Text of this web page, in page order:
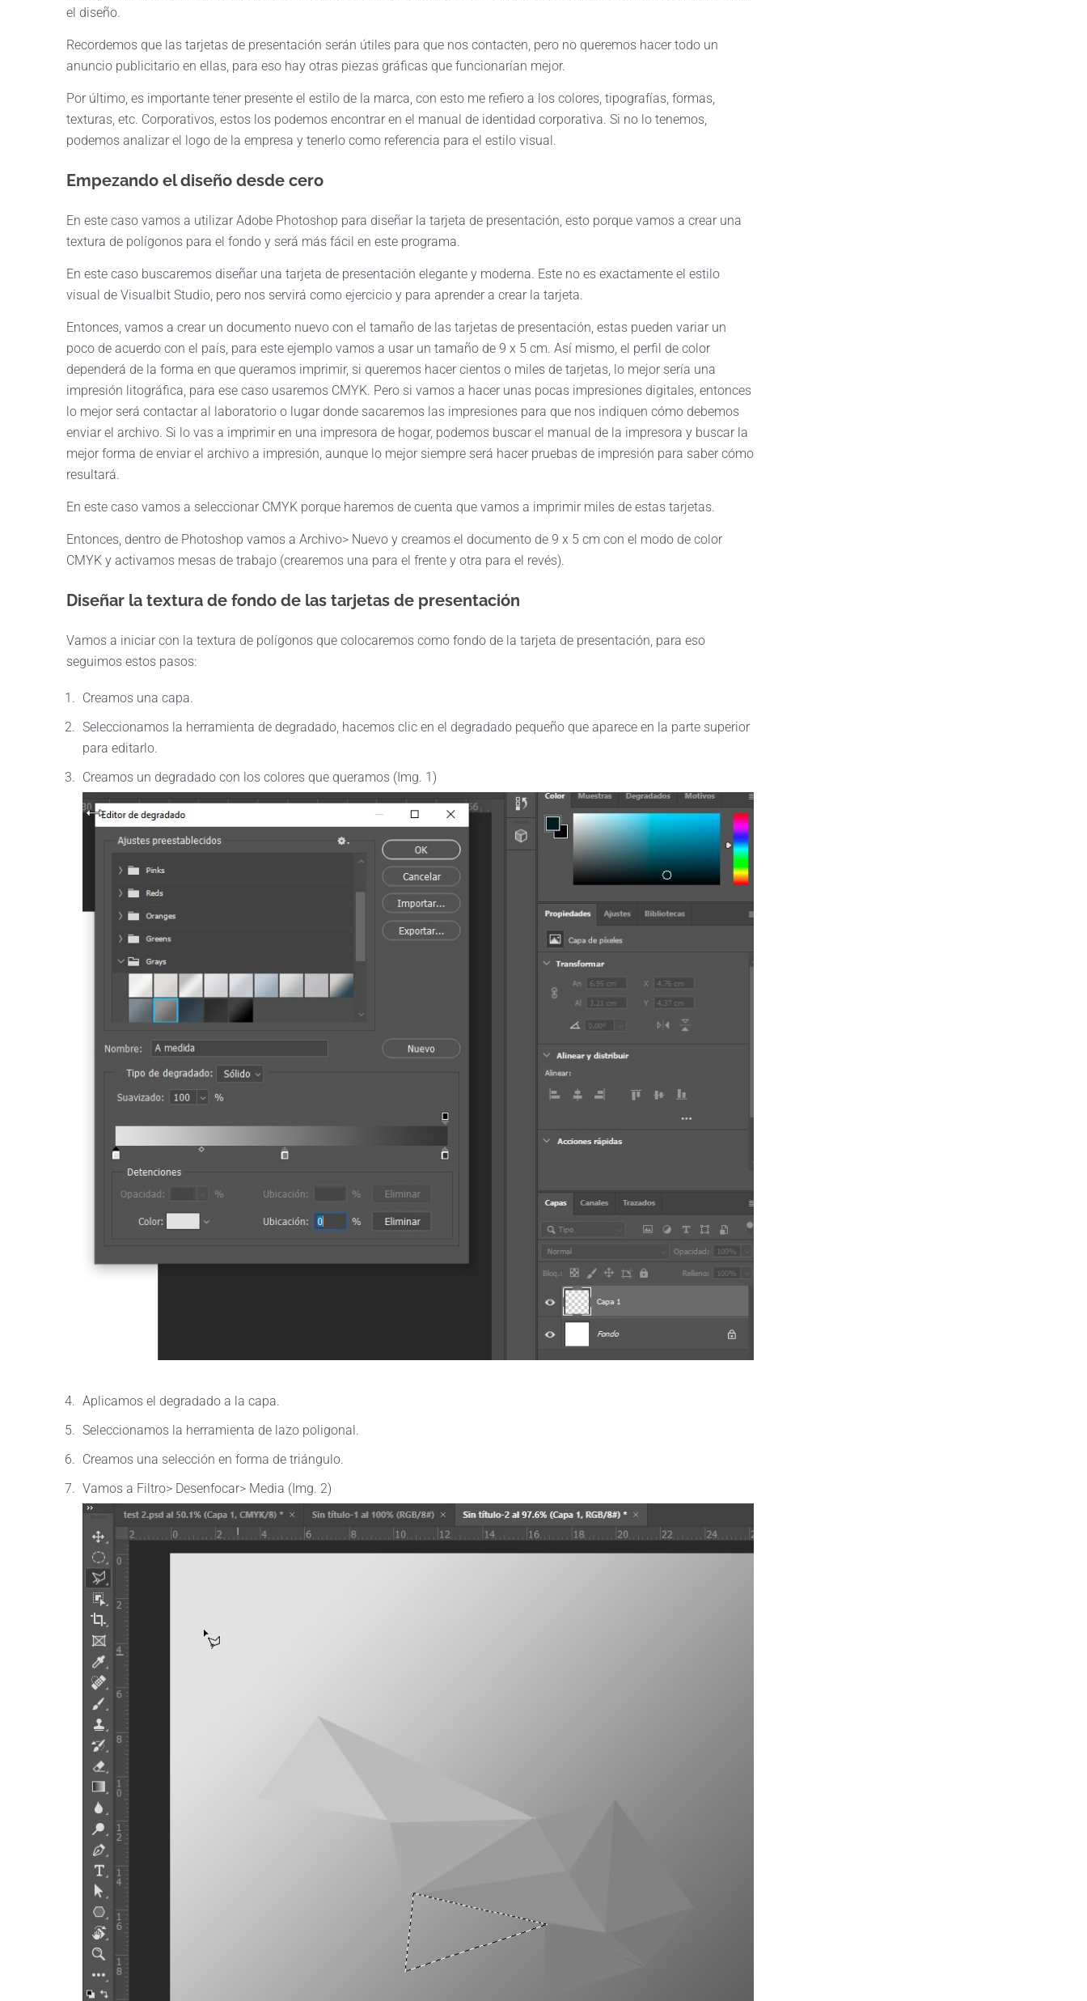
el diseño.
Recordemos que las tarjetas de presentación serán útiles para que nos contacten, pero no queremos hacer todo un
anuncio publicitario en ellas, para eso hay otras piezas gráficas que funcionarían mejor.
Por último, es importante tener presente el estilo de la marca, con esto me refiero a los colores, tipografías, formas,
texturas, etc. Corporativos, estos los podemos encontrar en el manual de identidad corporativa. Si no lo tenemos,
podemos analizar el logo de la empresa y tenerlo como referencia para el estilo visual.
Empezando el diseño desde cero
En este caso vamos a utilizar Adobe Photoshop para diseñar la tarjeta de presentación, esto porque vamos a crear una
textura de polígonos para el fondo y será más fácil en este programa.
En este caso buscaremos diseñar una tarjeta de presentación elegante y moderna. Este no es exactamente el estilo
visual de Visualbit Studio, pero nos servirá como ejercicio y para aprender a crear la tarjeta.
Entonces, vamos a crear un documento nuevo con el tamaño de las tarjetas de presentación, estas pueden variar un
poco de acuerdo con el país, para este ejemplo vamos a usar un tamaño de 9 x 5 cm. Así mismo, el perfil de color
dependerá de la forma en que queramos imprimir, si queremos hacer cientos o miles de tarjetas, lo mejor sería una
impresión litográfica, para ese caso usaremos CMYK. Pero si vamos a hacer unas pocas impresiones digitales, entonces
lo mejor será contactar al laboratorio o lugar donde sacaremos las impresiones para que nos indiquen cómo debemos
enviar el archivo. Si lo vas a imprimir en una impresora de hogar, podemos buscar el manual de la impresora y buscar la
mejor forma de enviar el archivo a impresión, aunque lo mejor siempre será hacer pruebas de impresión para saber cómo
resultará.
En este caso vamos a seleccionar CMYK porque haremos de cuenta que vamos a imprimir miles de estas tarjetas.
Entonces, dentro de Photoshop vamos a Archivo> Nuevo y creamos el documento de 9 x 5 cm con el modo de color
CMYK y activamos mesas de trabajo (crearemos una para el frente y otra para el revés).
Diseñar la textura de fondo de las tarjetas de presentación
Vamos a iniciar con la textura de polígonos que colocaremos como fondo de la tarjeta de presentación, para eso
seguimos estos pasos:
Creamos una capa.
Seleccionamos la herramienta de degradado, hacemos clic en el degradado pequeño que aparece en la parte superior
para editarlo.
Creamos un degradado con los colores que queramos (Img. 1)
Aplicamos el degradado a la capa.
Seleccionamos la herramienta de lazo poligonal.
Creamos una selección en forma de triángulo.
Vamos a Filtro> Desenfocar> Media (Img. 2)